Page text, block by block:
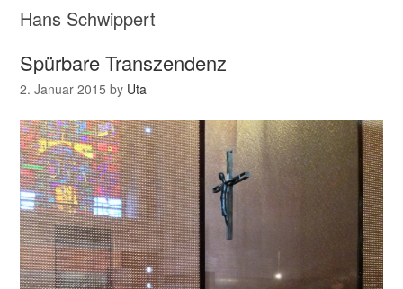
Hans Schwippert
Spürbare Transzendenz
2. Januar 2015 by Uta